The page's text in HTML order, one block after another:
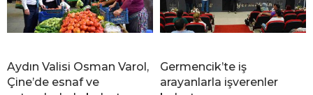
Aydın Valisi Osman Varol,
Çine’de esnaf ve
Germencik’te iş
arayanlarla işverenler